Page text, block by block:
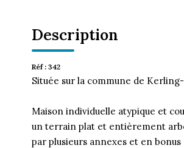
Description
Réf : 342
Située sur la commune de
Maison individuelle atypique et
un terrain plat et entièrement
par plusieurs annexes et en